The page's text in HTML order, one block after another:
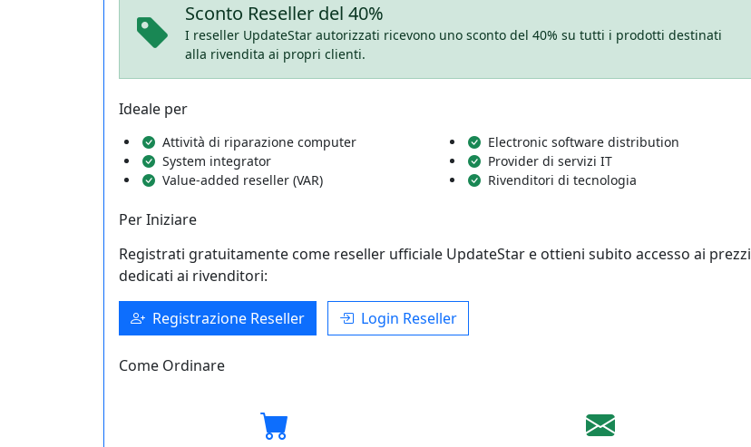
Sconto Reseller del 40%
I reseller UpdateStar autorizzati ricevono uno sconto del 40% su tutti i prodotti destinati
alla rivendita ai propri clienti.
Ideale per
Attività di riparazione computer
System integrator
Value-added reseller (VAR)
Electronic software distribution
Provider di servizi IT
Rivenditori di tecnologia
Per Iniziare
Registrati gratuitamente come reseller ufficiale UpdateStar e ottieni subito accesso ai prezzi
dedicati ai rivenditori:
Registrazione Reseller Login Reseller
Come Ordinare